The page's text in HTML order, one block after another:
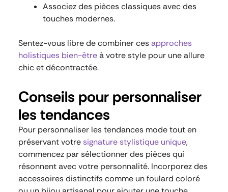
Associez des pièces classiques avec des
touches modernes.
Sentez-vous libre de combiner cesapproches
holistiques bien-êtreà votre style pour une allure
chic et décontractée.
Conseils pour personnaliser
les tendances
Pour personnaliser les tendances mode tout en
préservant votre signature stylistique unique,
commencez par sélectionner des pièces qui
résonnent avec votre personnalité. Incorporez des
accessoires distinctifs comme un foulard coloré